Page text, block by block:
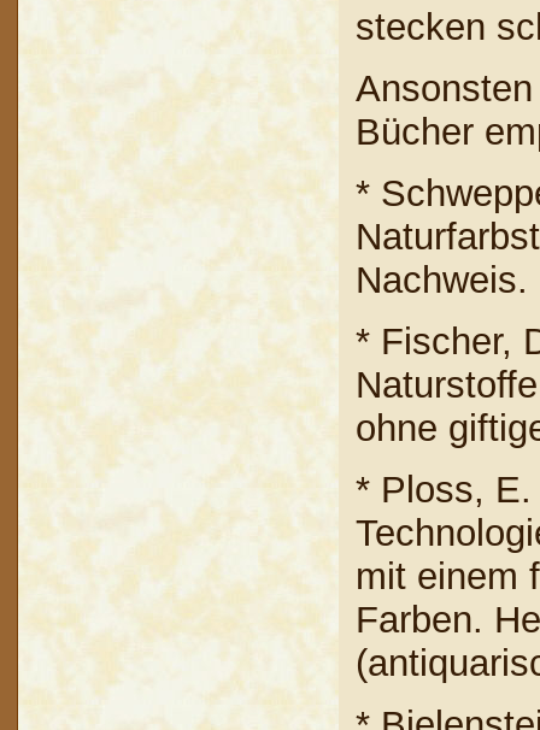
stecken
Bücher
*
* Fischer,
ohne
* Ploss,
mit einem
Farben.